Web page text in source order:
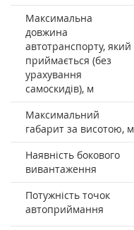
Максимальна
довжина
автотранспорту, який
приймається (без
урахування
самоскидів), м
Максимальний
габарит за висотою, м
Наявність бокового
вивантаження
Потужність точок
автоприймання